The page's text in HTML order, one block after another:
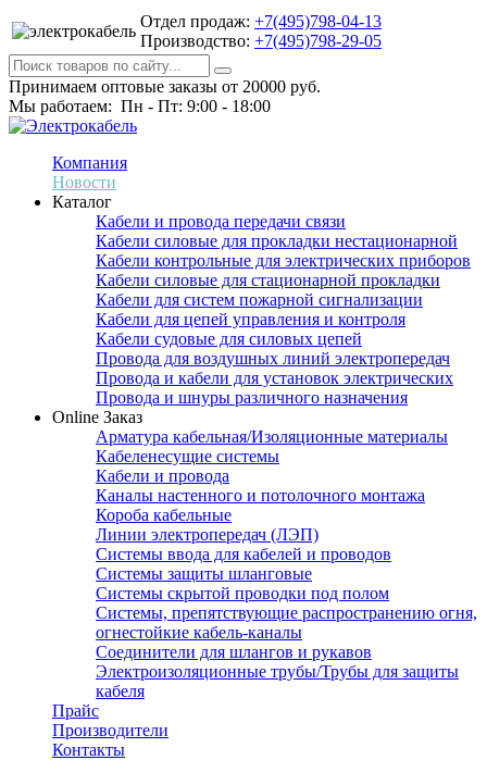
Отдел продаж: +7(495)798-04-13
Производство: +7(495)798-29-05
Принимаем оптовые заказы от 20000 руб.
Мы работаем: Пн - Пт: 9:00 - 18:00
Компания
Новости
Каталог
Кабели и провода передачи связи
Кабели силовые для прокладки нестационарной
Кабели контрольные для электрических приборов
Кабели силовые для стационарной прокладки
Кабели для систем пожарной сигнализации
Кабели для цепей управления и контроля
Кабели судовые для силовых цепей
Провода для воздушных линий электропередач
Провода и кабели для установок электрических
Провода и шнуры различного назначения
Online Заказ
Арматура кабельная/Изоляционные материалы
Кабеленесущие системы
Кабели и провода
Каналы настенного и потолочного монтажа
Короба кабельные
Линии электропередач (ЛЭП)
Системы ввода для кабелей и проводов
Системы защиты шланговые
Системы скрытой проводки под полом
Системы, препятствующие распространению огня,
огнестойкие кабель-каналы
Соединители для шлангов и рукавов
Электроизоляционные трубы/Трубы для защиты
кабеля
Прайс
Производители
Контакты